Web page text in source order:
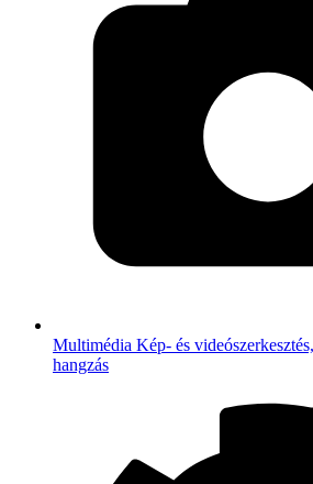
Multimédia Kép- és
hangzás